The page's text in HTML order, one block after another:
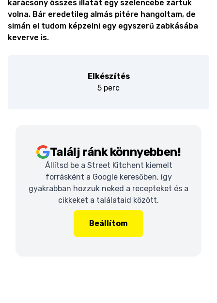
karácsony összes illatát egy szelencébe zártuk
volna. Bár eredetileg almás pitére hangoltam, de
simán el tudom képzelni egy egyszerű zabkásába
keverve is.
Elkészítés
5 perc
Találj ránk könnyebben!
Állítsd be a Street Kitchent kiemelt
forrásként a Google keresőben, így
gyakrabban hozzuk neked a recepteket és a
cikkeket a találataid között.
Beállítom